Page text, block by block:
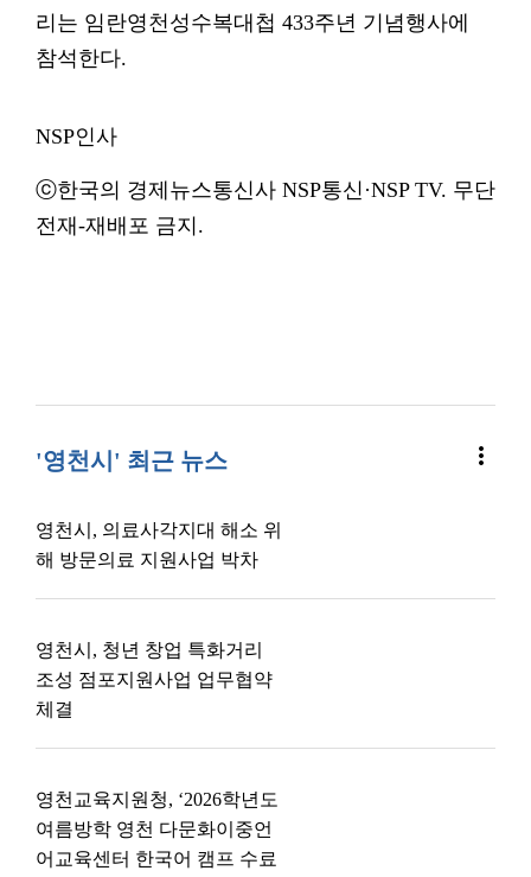
리는 임란영천성수복대첩 433주년 기념행사에
참석한다.
NSP인사
ⓒ한국의 경제뉴스통신사 NSP통신·NSP TV. 무단
전재-재배포 금지.
'영천시' 최근 뉴스 more_vert
영천시, 의료사각지대 해소 위
해 방문의료 지원사업 박차
영천시, 청년 창업 특화거리
조성 점포지원사업 업무협약
체결
영천교육지원청, ‘2026학년도
여름방학 영천 다문화이중언
어교육센터 한국어 캠프 수료